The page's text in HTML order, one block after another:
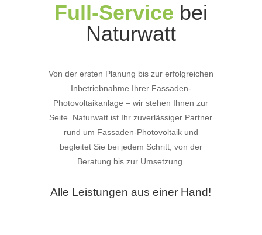
Full-Service bei
Naturwatt
Von der ersten Planung bis zur erfolgreichen
Inbetriebnahme Ihrer Fassaden-
Photovoltaikanlage – wir stehen Ihnen zur
Seite. Naturwatt ist Ihr zuverlässiger Partner
rund um Fassaden-Photovoltaik und
begleitet Sie bei jedem Schritt, von der
Beratung bis zur Umsetzung.
Alle Leistungen aus einer Hand!